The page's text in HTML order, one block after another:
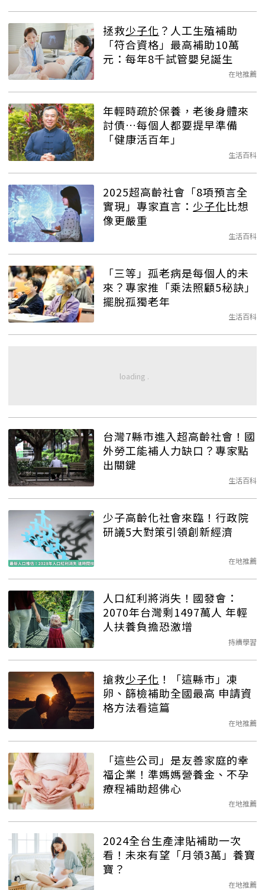
拯救少子化 ？人工生殖補助
「符合資格」最高補助10萬
元：每年8千試管嬰兒誕生
在地推薦
年輕時疏於保養，老後身體來
討債…每個人都要提早準備
「健康活百年」
生活百科
2025超高齡社會「8項預言全
實現」專家直言： 少子化比想
像更嚴重
生活百科
「三等」孤老病是每個人的未
來？專家推「乘法照顧5秘訣」
擺脫孤獨老年
生活百科
台灣7縣市進入超高齡社會！國
外勞工能補人力缺口？專家點
出關鍵
生活百科
少子高齡化社會來臨！行政院
研議5大對策引領創新經濟
在地推薦
人口紅利將消失！國發會：
2070年台灣剩1497萬人 年輕
人扶養負擔恐激增
持續學習
搶救少子化 ！「這縣市」凍
卵、篩檢補助全國最高 申請資
格方法看這篇
在地推薦
「這些公司」是友善家庭的幸
福企業！準媽媽營養金、不孕
療程補助超佛心
在地推薦
2024全台生產津貼補助一次
看！未來有望「月領3萬」養寶
寶？
在地推薦